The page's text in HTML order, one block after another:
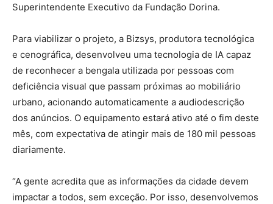
Superintendente Executivo da Fundação Dorina.
Para viabilizar o projeto, a Bizsys, produtora tecnológica
e cenográfica, desenvolveu uma tecnologia de IA capaz
de reconhecer a bengala utilizada por pessoas com
deficiência visual que passam próximas ao mobiliário
urbano, acionando automaticamente a audiodescrição
dos anúncios. O equipamento estará ativo até o fim deste
mês, com expectativa de atingir mais de 180 mil pessoas
diariamente.
“A gente acredita que as informações da cidade devem
impactar a todos, sem exceção. Por isso, desenvolvemos